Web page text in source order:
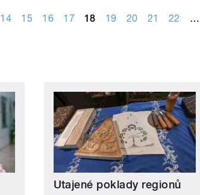
14 15 16 17 18 19 20 21 22 …
Utajené poklady regionů